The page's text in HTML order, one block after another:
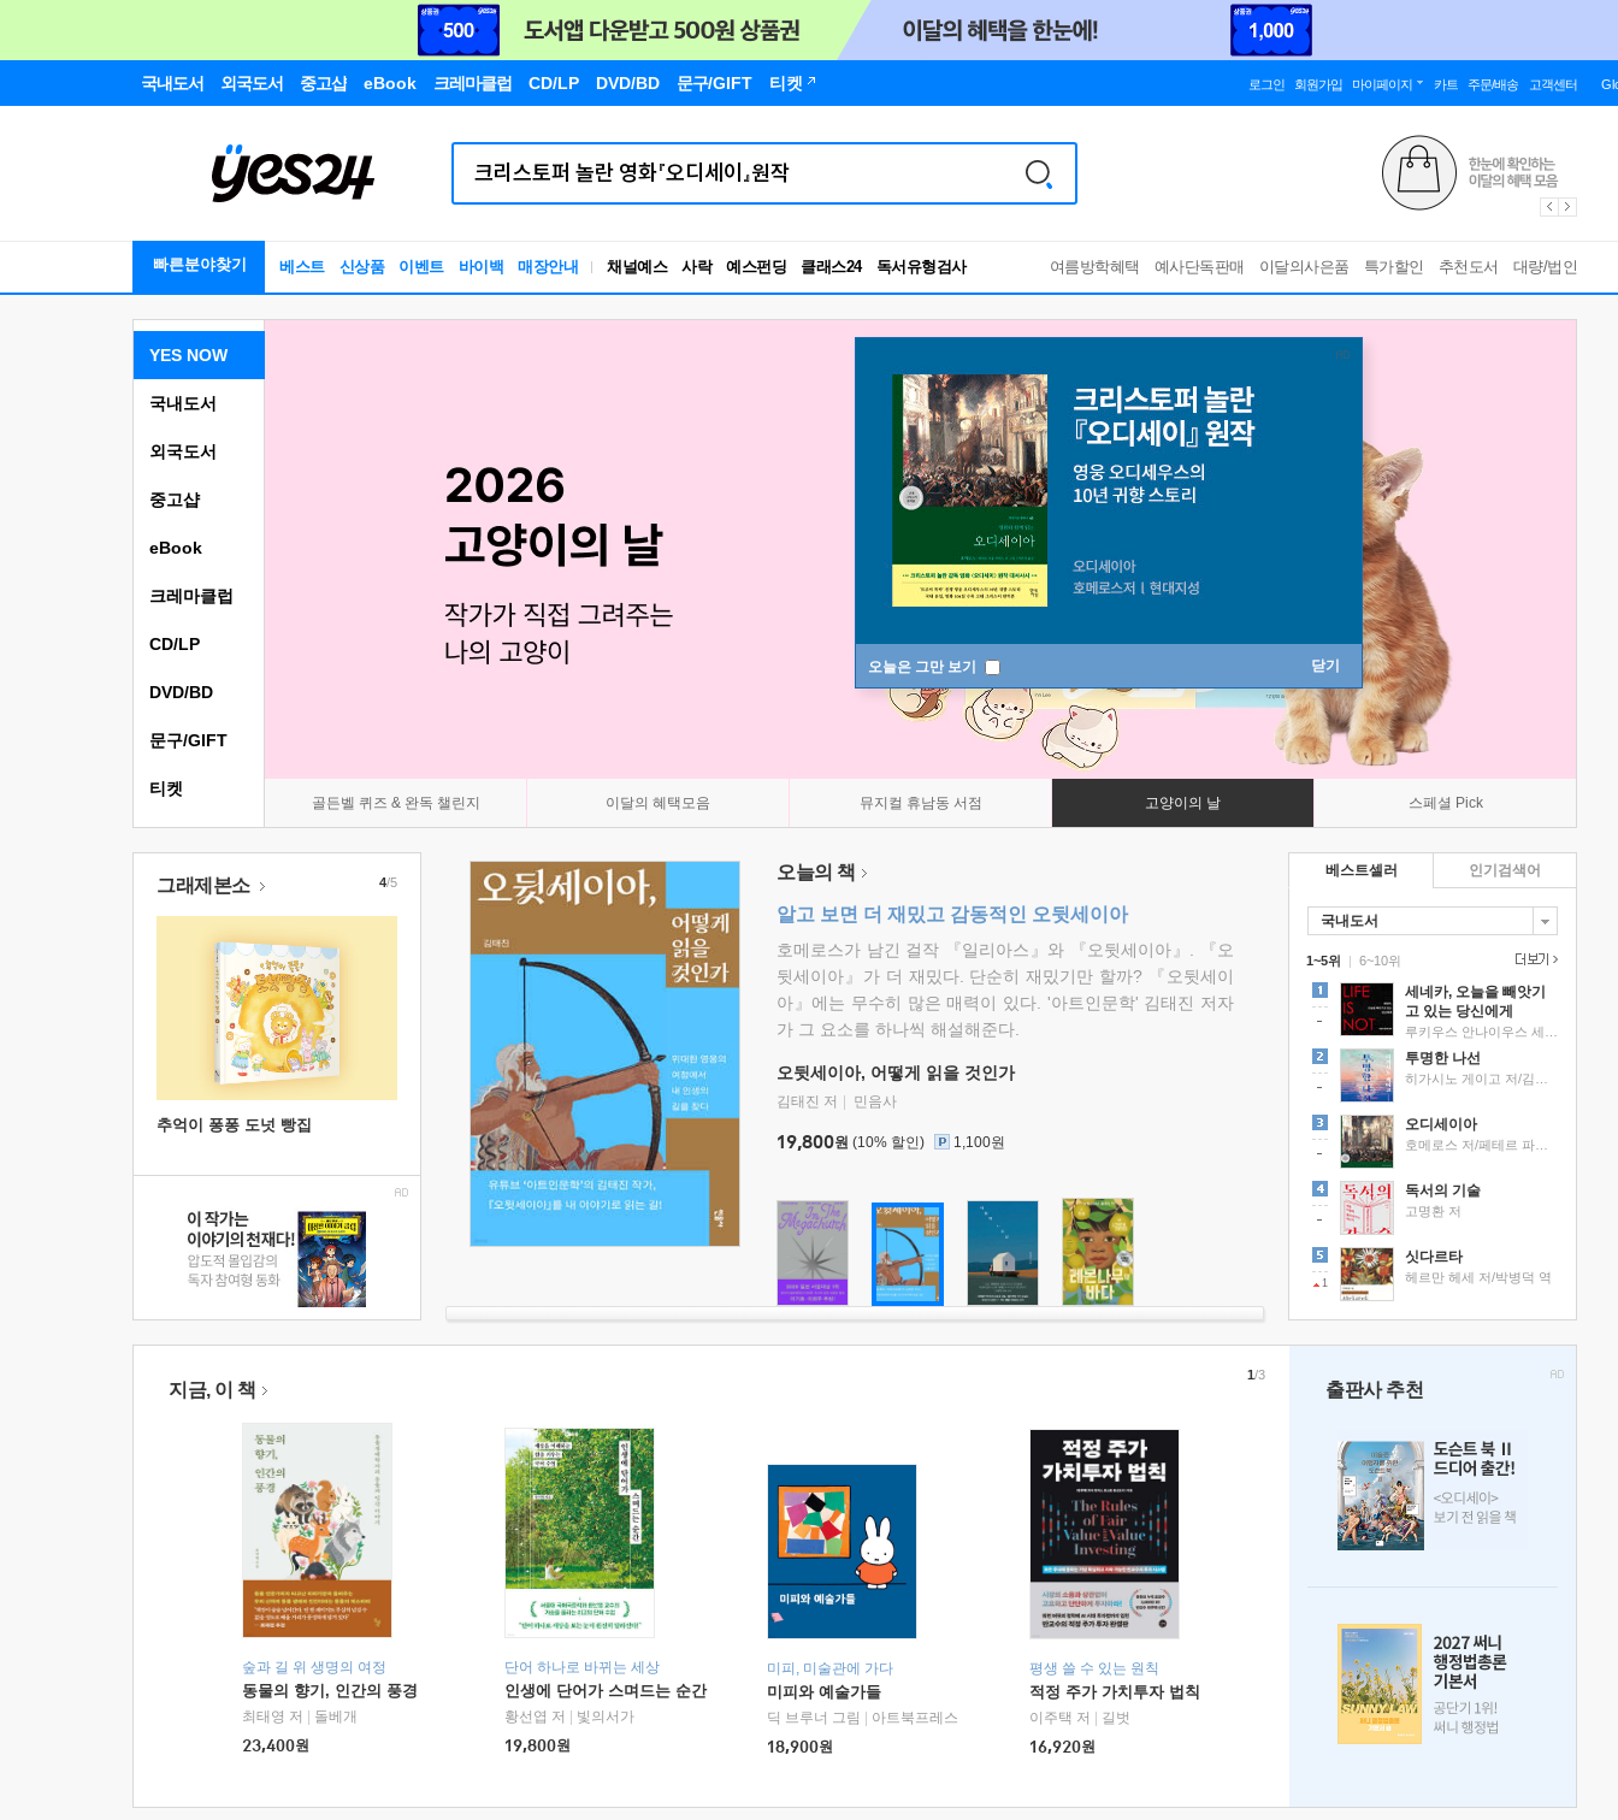
국내도서 외국도서 중고샵 eBook 크레마클럽 CD/LP DVD/BD 문구/GIFT 티켓 로그인 회원가입 마이페이지 카트 주문/배송 고객센터
빠른분야찾기 베스트 신상품 이벤트 바이백 매장안내 채널예스 사락 예스펀딩 클래스24
독서유형검사
RBTI Lab
독서유형검사
여름방학혜택 예사단독판매 이달의사은품 특가할인 추천도서 대량/법인
오늘은 그만 보기 닫기
YES NOW
골든벨 퀴즈 & 완독 챌린지 이달의 혜택모음 뮤지컬 휴남동 서점 고양이의 날 스페셜 Pick
국내도서
외국도서
중고샵
eBook
크레마클럽
CD/LP
DVD/BD
문구/GIFT
티켓
그래제본소
추억이 퐁퐁 도넛 빵집
4/5 오늘의 책
알고 보면 더 재밌고 감동적인 오뒷세이아
호메로스가 남긴 걸작 『일리아스』와 『오뒷세이아』. 『오
뒷세이아』가 더 재밌다. 단순히 재밌기만 할까? 『오뒷세이
아』에는 무수히 많은 매력이 있다. '아트인문학' 김태진 저자
가 그 요소를 하나씩 해설해준다.
오뒷세이아, 어떻게 읽을 것인가
김태진 저 민음사
19,800원 (10% 할인) 1,100원
베스트셀러
국내도서
1~5위 |
세네카, 오늘을 빼앗기
고 있는 당신에게
투명한 나선
오디세이아
독서의 기술
고명환 저
1
싯다르타
헤르만 헤세 저/박병덕 역
6~10위
인기검색어
지금, 이 책
숲과 길 위 생명의 여정
동물의 향기, 인간의 풍경
최태영 저
돌베개
23,400원
단어 하나로 바뀌는 세상
인생에 단어가 스며드는 순간
황선엽 저
빛의서가
19,800원
미피, 미술관에 가다
미피와 예술가들
딕 브루너 그림
아트북프레스
18,900원
평생 쓸 수 있는 원칙
적정 주가 가치투자 법칙
이주택 저
길벗
16,920원
1/3
출판사 추천